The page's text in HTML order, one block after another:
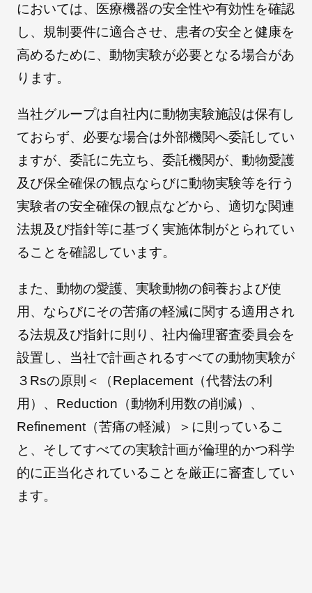
やさしくわかる病気と治療
ニュースリリース
朝日インテックとは
医療関係の皆さまへ
メディア情報
お問い合わせ
においては、医療機器の安全性や有効性を確認
し、規制要件に適合させ、患者の安全と健康を
高めるために、動物実験が必要となる場合があ
ります。
当社グループは自社内に動物実験施設は保有し
ておらず、必要な場合は外部機関へ委託してい
ますが、委託に先立ち、委託機関が、動物愛護
及び保全確保の観点ならびに動物実験等を行う
実験者の安全確保の観点などから、適切な関連
法規及び指針等に基づく実施体制がとられてい
ることを確認しています。
また、動物の愛護、実験動物の飼養および使
用、ならびにその苦痛の軽減に関する適用され
る法規及び指針に則り、社内倫理審査委員会を
設置し、当社で計画されるすべての動物実験が
３Rsの原則＜（Replacement（代替法の利
用）、Reduction（動物利用数の削減）、
Refinement（苦痛の軽減）＞に則っているこ
と、そしてすべての実験計画が倫理的かつ科学
的に正当化されていることを厳正に審査してい
ます。